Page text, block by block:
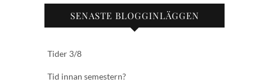
SENASTE BLOGGINLÄGGEN
Tider 3/8
Tid innan semestern?